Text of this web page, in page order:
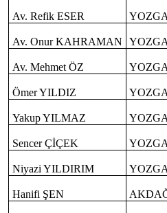
Av. Refik ESER
Av. Onur KAHRAMAN
Av. Mehmet ÖZ
Ömer YILDIZ
Yakup YILMAZ
Sencer ÇİÇEK
Niyazi YILDIRIM
Hanifi ŞEN